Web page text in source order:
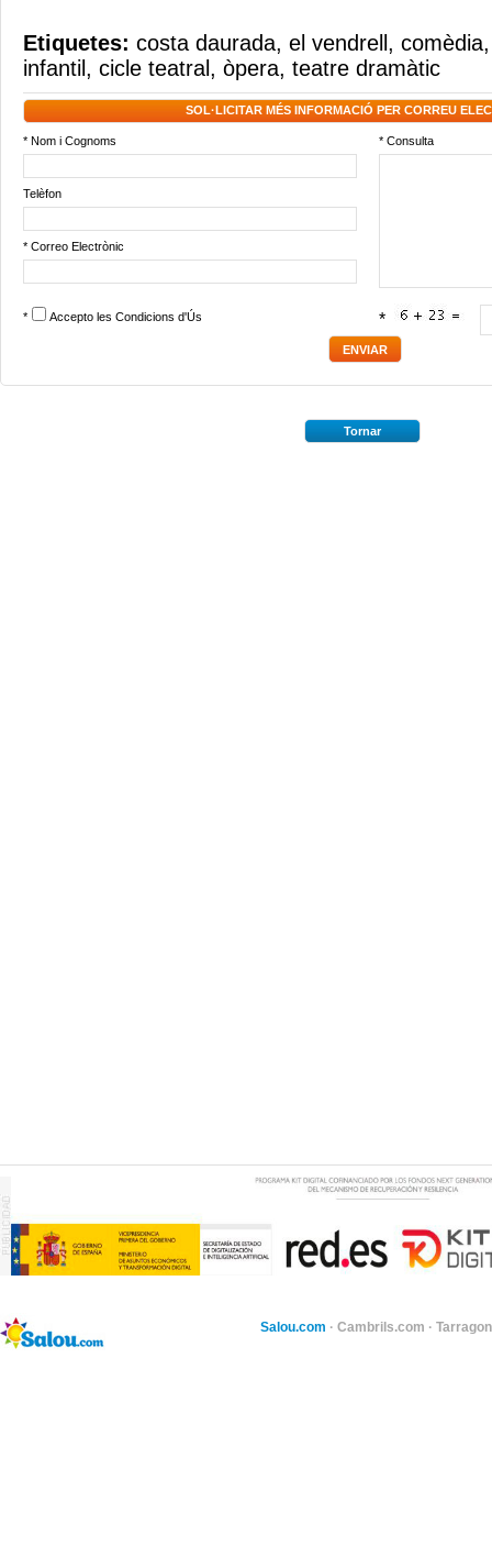
Etiquetes: costa daurada, el vendrell , comèdia
infantil , cicle teatral , òpera, teatre dramàtic
SOL·LICITAR MÉS INFORMACIÓ PER CORREU
* Nom i Cognoms * Consulta
Telèfon
* Correo Electrònic
* Accepto les Condicions d'Ús *
Tornar
Salou.com · Cambrils.com ·